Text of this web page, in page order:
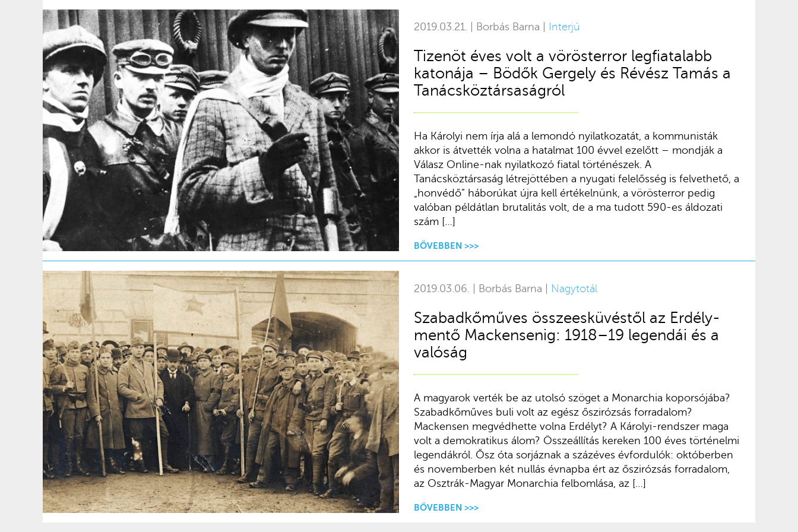
2019.03.21. | Borbás Barna | Interjú
Tizenöt éves volt a vörösterror legfiatalabb
katonája – Bödők Gergely és Révész Tamás a
Tanácsköztársaságról
Ha Károlyi nem írja alá a lemondó nyilatkozatát, a kommunisták
akkor is átvették volna a hatalmat 100 évvel ezelőtt – mondják a
Válasz Online-nak nyilatkozó fiatal történészek. A
Tanácsköztársaság létrejöttében a nyugati felelősség is felvethető, a
„honvédő” háborúkat újra kell értékelnünk, a vörösterror pedig
valóban példátlan brutalitás volt, de a ma tudott 590-es áldozati
szám […]
BŐVEBBEN >>>
2019.03.06. | Borbás Barna | Nagytotál
Szabadkőműves összeesküvéstől az Erdély-
mentő Mackensenig: 1918–19 legendái és a
valóság
A magyarok verték be az utolsó szöget a Monarchia koporsójába?
Szabadkőműves buli volt az egész őszirózsás forradalom?
Mackensen megvédhette volna Erdélyt? A Károlyi-rendszer maga
volt a demokratikus álom? Összeállítás kereken 100 éves történelmi
legendákról. Ősz óta sorjáznak a százéves évfordulók: októberben
és novemberben két nullás évnapba ért az őszirózsás forradalom,
az Osztrák-Magyar Monarchia felbomlása, az […]
BŐVEBBEN >>>